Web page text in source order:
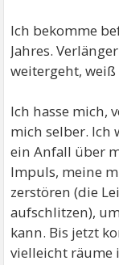
Ich bekomme
Jahres.
weitergeht,
Ich hasse mich,
mich selber. Ich
ein Anfall über
Impuls, meine
zerstören (die
aufschlitzen),
kann. Bis jetzt
vielleicht räume